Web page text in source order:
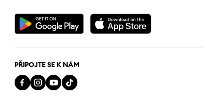
PŘIPOJTE SE K NÁM